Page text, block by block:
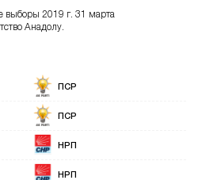
выборы 2019 г. 31 марта
Анадолу.
ПСР
ПСР
НРП
НРП